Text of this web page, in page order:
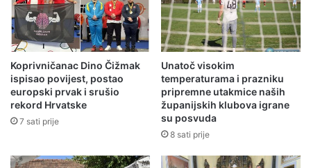
Koprivničanac Dino Čižmak
ispisao povijest, postao
europski prvak i srušio
rekord Hrvatske
7 sati prije
Unatoč visokim
temperaturama i prazniku
pripremne utakmice naših
županijskih klubova igrane
su posvuda
8 sati prije